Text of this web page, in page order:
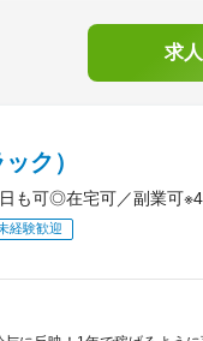
求
ク）
も可◎在宅可／副業可
経験歓迎